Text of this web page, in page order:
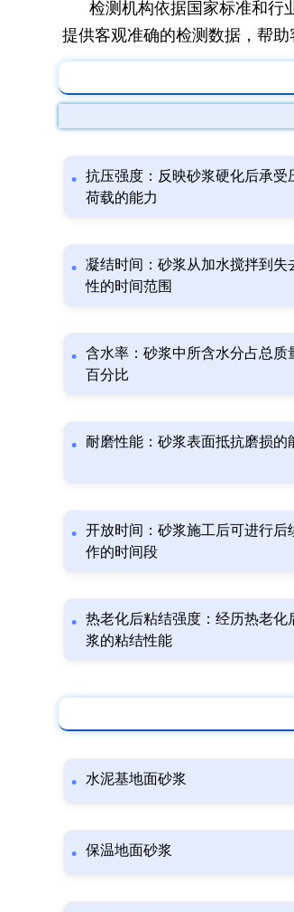
检测机构依据国家标准和行
提供客观准确的检测数据，帮助
抗压强度：反映砂浆硬化后承受
荷载的能力
凝结时间：砂浆从加水搅拌到失
性的时间范围
含水率：砂浆中所含水分占总质
百分比
耐磨性能：砂浆表面抵抗磨损的
开放时间：砂浆施工后可进行后
作的时间段
热老化后粘结强度：经历热老化
浆的粘结性能
水泥基地面砂浆
保温地面砂浆